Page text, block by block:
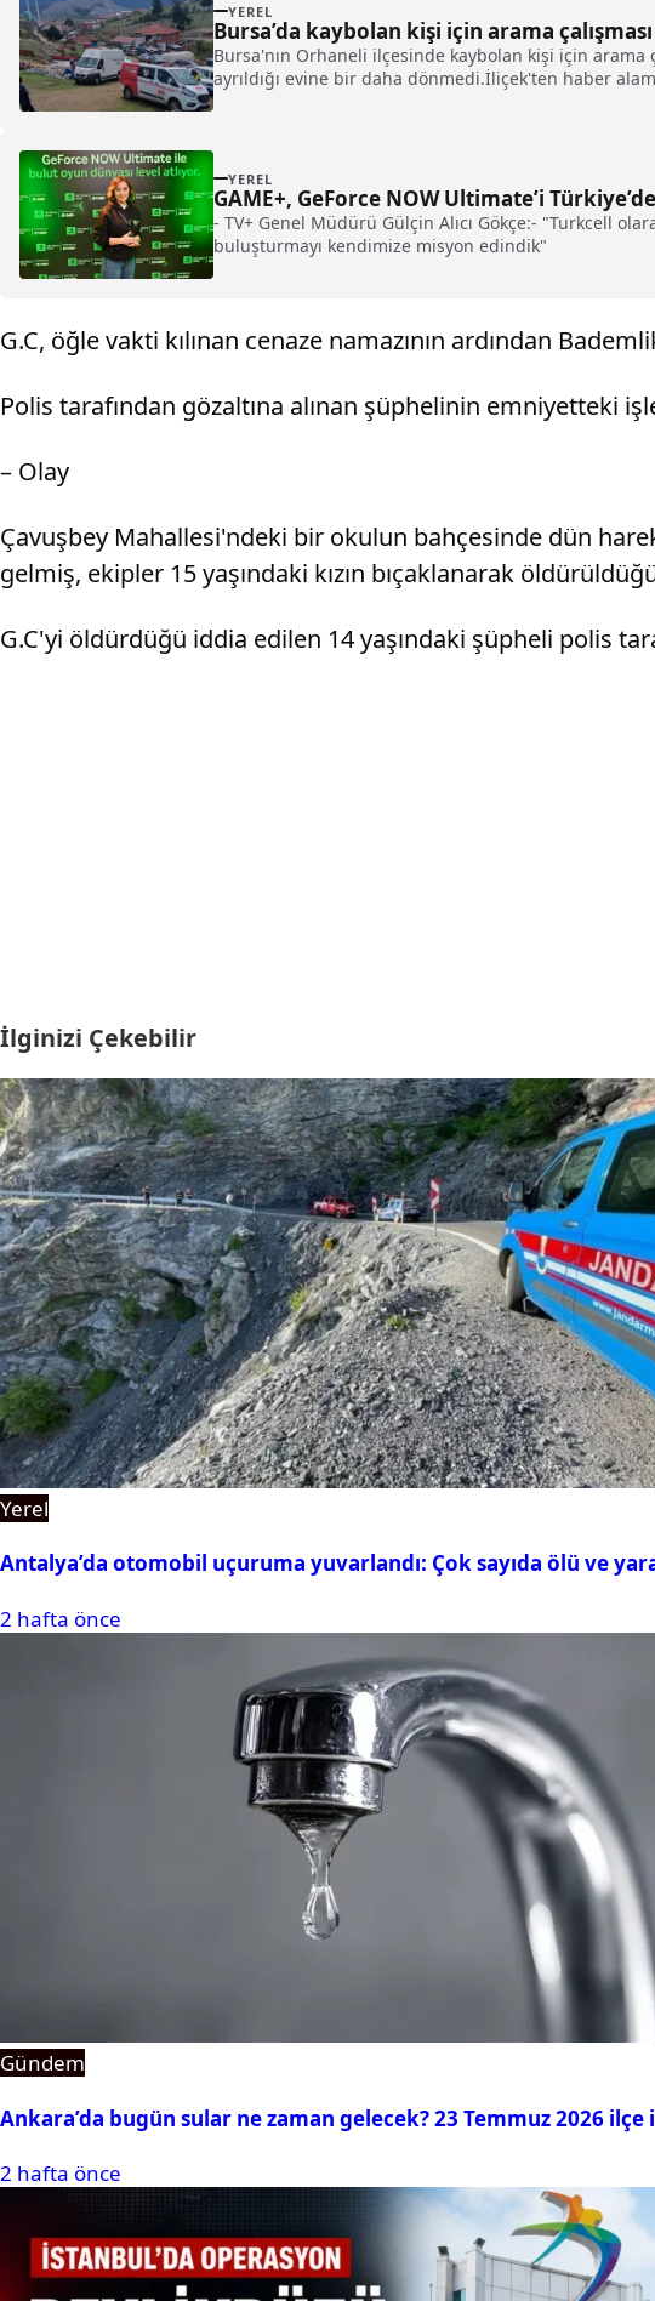
YEREL
Bursa’da kaybolan kişi için arama
Bursa'nın Orhaneli ilçesinde kaybolan kişi için arama
ayrıldığı evine bir daha dönmedi.İliçek'ten haber
YEREL
GAME+, GeForce NOW Ultimate’i
- TV+ Genel Müdürü Gülçin Alıcı Gökçe:- "Turkcell
buluşturmayı kendimize misyon edindik"
G.C, öğle vakti kılınan cenaze namazının ardından
Polis tarafından gözaltına alınan şüphelinin emniyetteki
– Olay
Çavuşbey Mahallesi'ndeki bir okulun bahçesinde dün
gelmiş, ekipler 15 yaşındaki kızın bıçaklanarak
G.C'yi öldürdüğü iddia edilen 14 yaşındaki şüpheli polis
İlginizi Çekebilir
Yerel
Antalya’da otomobil uçuruma yuvarlandı: Çok sayıda ölü ve
2 hafta önce
Gündem
Ankara’da bugün sular ne zaman gelecek? 23 Temmuz 2026
2 hafta önce